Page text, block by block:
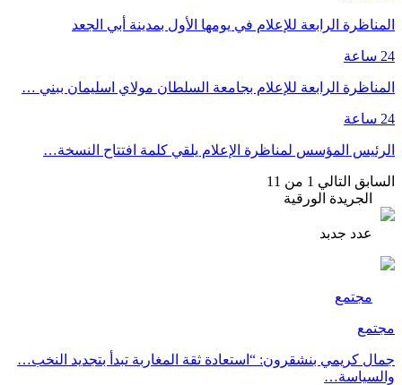
المناظرة الرابعة للإعلام في يومها الأول بمدينة أبي الجعد
24 ساعة
المناظرة الرابعة للإعلام بجامعة السلطان مولاي اسليمان ببني …
24 ساعة
الرئيس المؤسس لمناظرة الإعلام يلقي كلمة افتتاح النسخة…
السابق التالي 1 من 11
الجريدة الورقية
عدد جدبد
مجتمع
مجتمع
جمال كريمي بنشقرون: “استعادة ثقة المغاربة تبدأ بتجديد النخب…
والسياسة…